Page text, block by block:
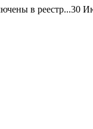
в реестр...30